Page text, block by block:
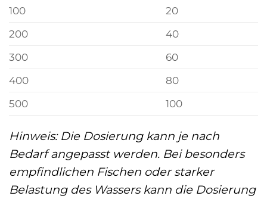
100
20
200
40
300
60
400
80
500
100
Hinweis: Die Dosierung kann je nach
Bedarf angepasst werden. Bei besonders
empfindlichen Fischen oder starker
Belastung des Wassers kann die Dosierung